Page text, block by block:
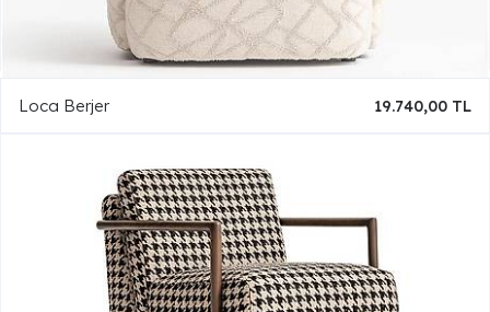
Loca Berjer 19.740,00 TL